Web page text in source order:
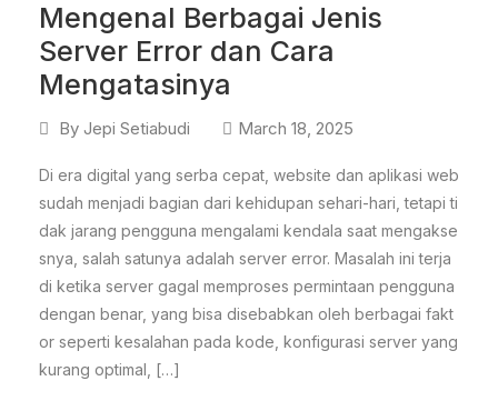
Mengenal Berbagai Jenis
Server Error dan Cara
Mengatasinya
By Jepi Setiabudi March 18, 2025
Di era digital yang serba cepat, website dan aplikasi web
sudah menjadi bagian dari kehidupan sehari-hari, tetapi ti
dak jarang pengguna mengalami kendala saat mengakse
snya, salah satunya adalah server error. Masalah ini terja
di ketika server gagal memproses permintaan pengguna
dengan benar, yang bisa disebabkan oleh berbagai fakt
or seperti kesalahan pada kode, konfigurasi server yang
kurang optimal, […]